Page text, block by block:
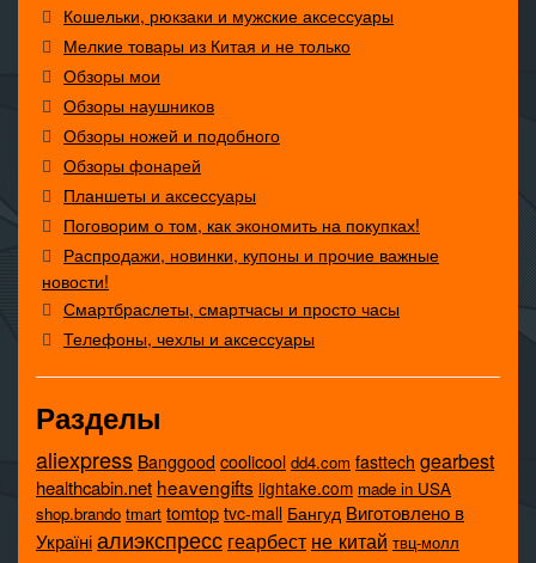
Кошельки, рюкзаки и мужские аксессуары
Мелкие товары из Китая и не только
Обзоры мои
Обзоры наушников
Обзоры ножей и подобного
Обзоры фонарей
Планшеты и аксессуары
Поговорим о том, как экономить на покупках!
Распродажи, новинки, купоны и прочие важные
новости!
Смартбраслеты, смартчасы и просто часы
Телефоны, чехлы и аксессуары
Разделы
aliexpress Banggood coolicool dd4.com fasttech gearbest
healthcabin.net heavengifts lightake.com made in USA
shop.brando tmart tomtop tvc-mall Бангуд Виготовлено в
Україніалиэкспресс геарбест не китай твц-молл